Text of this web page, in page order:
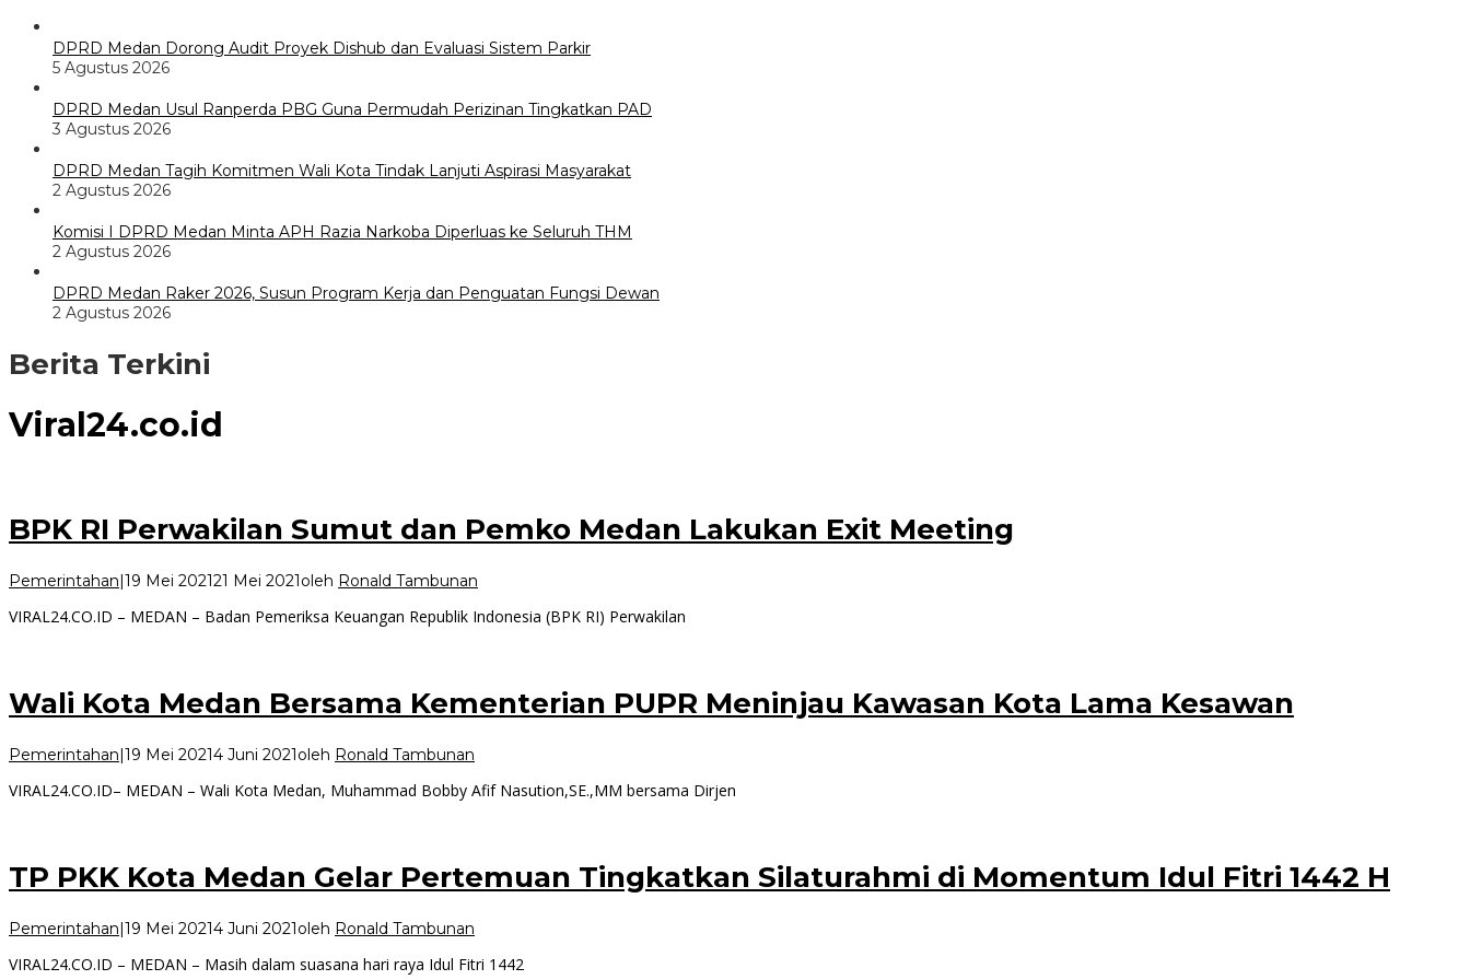
DPRD Medan Dorong Audit Proyek Dishub dan Evaluasi Sistem Parkir
5 Agustus 2026
DPRD Medan Usul Ranperda PBG Guna Permudah Perizinan Tingkatkan PAD
3 Agustus 2026
DPRD Medan Tagih Komitmen Wali Kota Tindak Lanjuti Aspirasi Masyarakat
2 Agustus 2026
Komisi I DPRD Medan Minta APH Razia Narkoba Diperluas ke Seluruh THM
2 Agustus 2026
DPRD Medan Raker 2026, Susun Program Kerja dan Penguatan Fungsi Dewan
2 Agustus 2026
Berita Terkini
Viral24.co.id
BPK RI Perwakilan Sumut dan Pemko Medan Lakukan Exit Meeting
Pemerintahan|19 Mei 202121 Mei 2021oleh Ronald Tambunan
VIRAL24.CO.ID – MEDAN – Badan Pemeriksa Keuangan Republik Indonesia (BPK RI) Perwakilan
Wali Kota Medan Bersama Kementerian PUPR Meninjau Kawasan Kota Lama Kesawan
Pemerintahan|19 Mei 20214 Juni 2021oleh Ronald Tambunan
VIRAL24.CO.ID– MEDAN – Wali Kota Medan, Muhammad Bobby Afif Nasution,SE.,MM bersama Dirjen
TP PKK Kota Medan Gelar Pertemuan Tingkatkan Silaturahmi di Momentum Idul Fitri 1442 H
Pemerintahan|19 Mei 20214 Juni 2021oleh Ronald Tambunan
VIRAL24.CO.ID – MEDAN – Masih dalam suasana hari raya Idul Fitri 1442